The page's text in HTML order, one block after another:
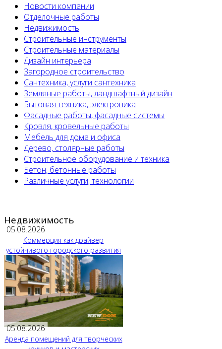
Новости компании
Отделочные работы
Недвижимость
Строительные инструменты
Строительные материалы
Дизайн интерьера
Загородное строительство
Сантехника, услуги сантехника
Земляные работы, ландшафтный дизайн
Бытовая техника, электроника
Фасадные работы, фасадные системы
Кровля, кровельные работы
Мебель для дома и офиса
Дерево, столярные работы
Строительное оборудование и техника
Бетон, бетонные работы
Различные услуги, технологии
Недвижимость
05.08.2026
Коммерция как драйвер
устойчивого городского развития
05.08.2026
Аренда помещений для творческих